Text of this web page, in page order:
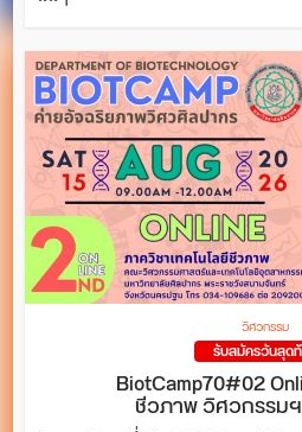
วิศวกรรม
รับสมัครวันสุด
BiotCamp70#02
ชีวภาพ วิศวกรรม